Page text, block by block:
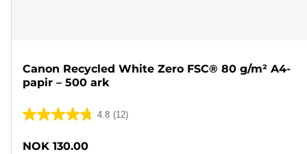
Canon Recycled White Zero FSC® 80 g/m² A4-
papir – 500 ark
4.8 (12)
4.8
NOK 130.00